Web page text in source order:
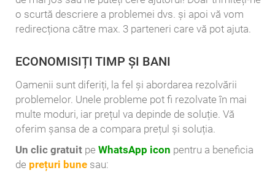
o scurtă descriere a problemei dvs. și apoi vă vom
redirecționa către max. 3 parteneri care vă pot ajuta.
ECONOMISIȚI TIMP ȘI BANI
Oamenii sunt diferiți, la fel și abordarea rezolvării
problemelor. Unele probleme pot fi rezolvate în mai
multe moduri, iar prețul va depinde de soluție. Vă
oferim șansa de a compara prețul și soluția.
Un clic gratuit pe WhatsApp icon pentru a beneficia
de prețuri bune sau: